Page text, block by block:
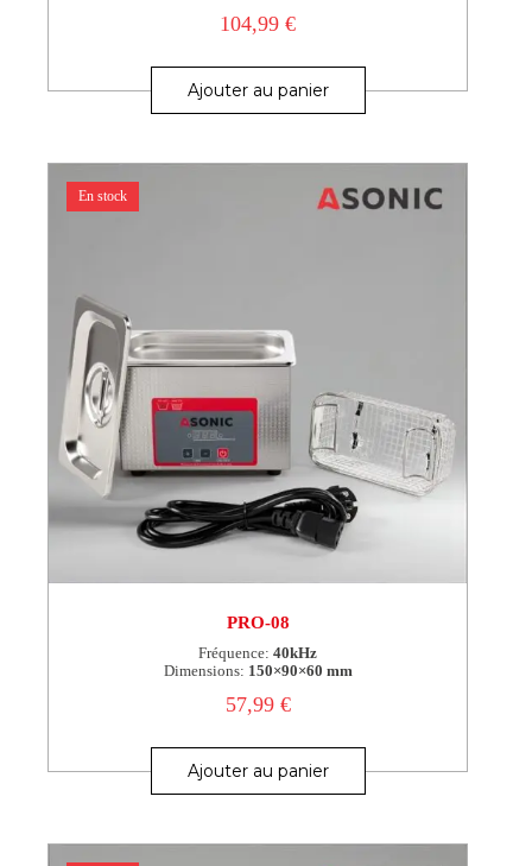
104,99€
Ajouter au panier
En stock
PRO-08
Fréquence: 40kHz
Dimensions: 150×90×60 mm
57,99 €
Ajouter au panier